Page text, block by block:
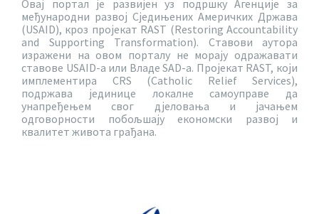
Овај портал је развијен уз подршку Агенције за
међународни развој Сједињених Америчких Држава
(USAID), кроз пројекат RAST (Restoring Accountability
and Supporting Transformation). Ставови аутора
изражени на овом порталу не морају одражавати
ставове USAID-a или Владе SAD-a. Пројекат RAST, који
имплементира CRS (Catholic Relief Services),
подржава јединице локалне самоуправе да
унапређењем свог дјеловања и јачањем
одговорности побољшају економски развој и
квалитет живота грађана.